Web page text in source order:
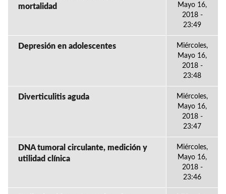
mortalidad
Mayo 16,
2018 -
23:49
Depresión en adolescentes
Miércoles,
Mayo 16,
2018 -
23:48
Diverticulitis aguda
Miércoles,
Mayo 16,
2018 -
23:47
DNA tumoral circulante, medición y
utilidad clínica
Miércoles,
Mayo 16,
2018 -
23:46